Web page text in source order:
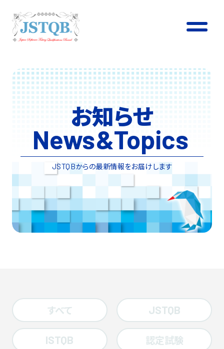
お知らせ
News&Topics
JSTQBからの最新情報をお届けします
すべて JSTQB
ISTQB 認定試験